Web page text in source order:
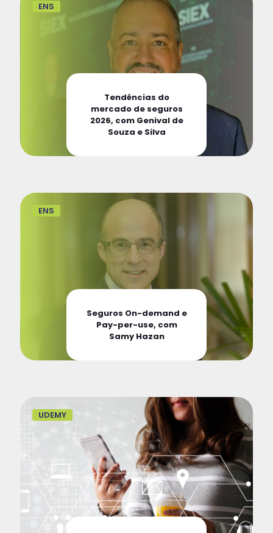
ENS
Tendências do
mercado de seguros
2026, com Genival de
Souza e Silva
ENS
Seguros On-demand e
Pay-per-use, com
Samy Hazan
UDEMY